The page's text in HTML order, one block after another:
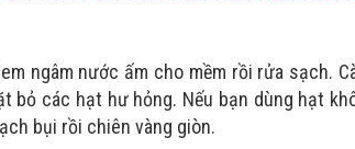
ngâm nước ấm cho mềm rồi rửa sạch.
bỏ các hạt hư hỏng. Nếu bạn dùng hạt
bụi rồi chiên vàng giòn.